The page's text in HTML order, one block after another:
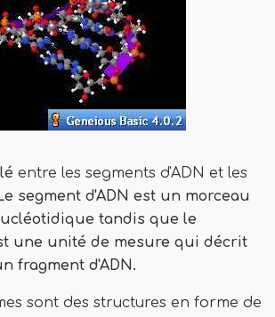
entre les segments d'ADN et les
segment d'ADN est un morceau
tandis que le
une unité de mesure qui décrit
fragment d'ADN.
sont des structures en forme de